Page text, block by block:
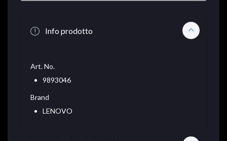
Info prodotto
Art. No.
9893046
Brand
LENOVO